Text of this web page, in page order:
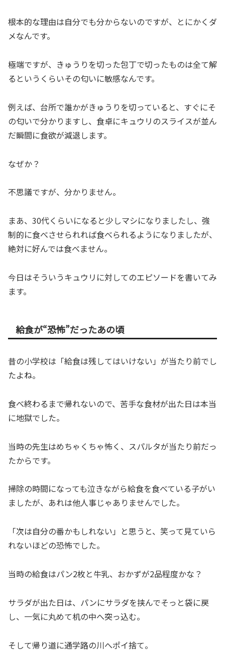
根本的な理由は自分でも分からないのですが、とにかくダ
メなんです。
極端ですが、きゅうりを切った包丁で切ったものは全て解
るというくらいその匂いに敏感なんです。
例えば、台所で誰かがきゅうりを切っていると、すぐにそ
の匂いで分かりますし、食卓にキュウリのスライスが並ん
だ瞬間に食欲が減退します。
なぜか？
不思議ですが、分かりません。
まあ、30代くらいになると少しマシになりましたし、強
制的に食べさせられれば食べられるようになりましたが、
絶対に好んでは食べません。
今日はそういうキュウリに対してのエピソードを書いてみ
ます。
給食が“恐怖”だったあの頃
昔の小学校は「給食は残してはいけない」が当たり前でし
たよね。
食べ終わるまで帰れないので、苦手な食材が出た日は本当
に地獄でした。
当時の先生はめちゃくちゃ怖く、スパルタが当たり前だっ
たからです。
掃除の時間になっても泣きながら給食を食べている子がい
ましたが、あれは他人事じゃありませんでした。
「次は自分の番かもしれない」と思うと、笑って見ていら
れないほどの恐怖でした。
当時の給食はパン2枚と牛乳、おかずが2品程度かな？
サラダが出た日は、パンにサラダを挟んでそっと袋に戻
し、一気に丸めて机の中へ突っ込む。
そして帰り道に通学路の川へポイ捨て。